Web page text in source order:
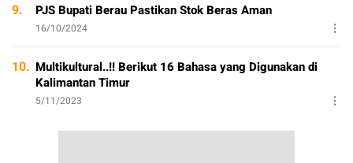
9. PJS Bupati Berau Pastikan Stok Beras Aman
16/10/2024
10. Multikultural..!! Berikut 16 Bahasa yang Digunakan di
Kalimantan Timur
5/11/2023